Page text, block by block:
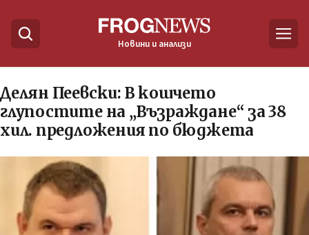
Новини и анализи
Делян Пеевски: В кошчето
глупостите на „Възраждане“ за 38
хил. предложения по бюджета